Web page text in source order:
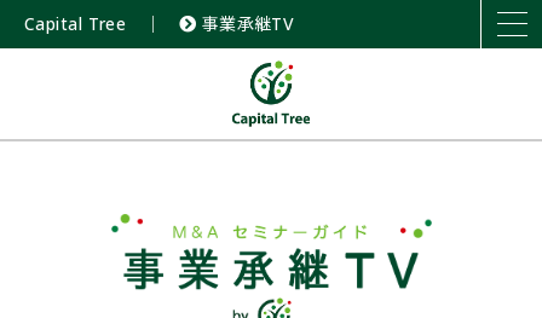
Capital Tree ｜ 事業承継TV